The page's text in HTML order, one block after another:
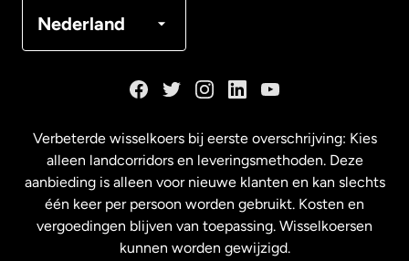
Nederland
Maleisië
Nederland
Verbeterde wisselkoers bij eerste overschrijving: Kies
alleen landcorridors en leveringsmethoden. Deze
aanbieding is alleen voor nieuwe klanten en kan slechts
één keer per persoon worden gebruikt. Kosten en
vergoedingen blijven van toepassing. Wisselkoersen
kunnen worden gewijzigd.